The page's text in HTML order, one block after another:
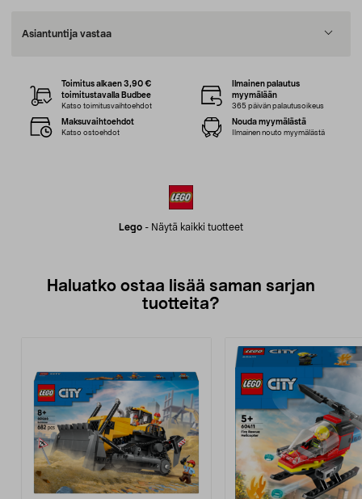
Asiantuntija vastaa
Lego - Näytä kaikki tuotteet
Toimitus alkaen 3,90 €
toimitustavalla Budbee
Katso toimitusvaihtoehdot
Ilmainen palautus
myymälään
365 päivän palautusoikeus
Maksuvaihtoehdot
Katso ostoehdot
Nouda myymälästä
Ilmainen nouto myymälästä
Haluatko ostaa lisää saman sarjan
tuotteita?